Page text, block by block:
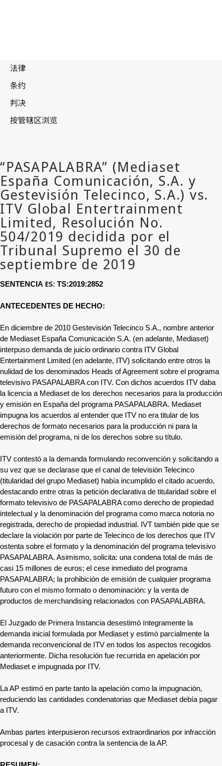
SENTENCIA ES: TS:2019:2852
ANTECEDENTES DE HECHO:
En diciembre de 2010 Gestevisión Telecinco S.A., nombre anterior
de Mediaset España Comunicación S.A. (en adelante, Mediaset)
interpuso demanda de juicio ordinario contra ITV Global
Entertainment Limited (en adelante, ITV) solicitando entre otros la
nulidad de los denominados Heads of Agreement sobre el programa
televisivo PASAPALABRA con ITV. Con dichos acuerdos ITV daba
la licencia a Mediaset de los derechos necesarios para la producción
y emisión en España del programa PASAPALABRA. Mediaset
impugna los acuerdos al entender que ITV no era titular de los
derechos de formato necesarios para la producción ni para la
emisión del programa, ni de los derechos sobre su título.
ITV contestó a la demanda formulando reconvención y solicitando a
su vez que se declarase que el canal de televisión Telecinco
(titularidad del grupo Mediaset) había incumplido el citado acuerdo,
destacando entre otras la petición declarativa de titularidad sobre el
formato televisivo de PASAPALABRA como derecho de propiedad
intelectual y la denominación del programa como marca notoria no
registrada, derecho de propiedad industrial. IVT también pide que se
declare la violación por parte de Telecinco de los derechos que ITV
ostenta sobre el formato y la denominación del programa televisivo
PASAPALABRA. Asimismo, solicita: una condena total de más de
casi 15 millones de euros; el cese inmediato del programa
PASAPALABRA; la prohibición de emisión de cualquier programa
futuro con el mismo formato o denominación: y la venta de
productos de merchandising relacionados con PASAPALABRA.
El Juzgado de Primera Instancia desestimó íntegramente la
demanda inicial formulada por Mediaset y estimó parcialmente la
demanda reconvencional de ITV en todos los aspectos recogidos
anteriormente. Dicha resolución fue recurrida en apelación por
Mediaset e impugnada por ITV.
La AP estimó en parte tanto la apelación como la impugnación,
reduciendo las cantidades condenatorias que Mediaset debía pagar
a ITV.
Ambas partes interpusieron recursos extraordinarios por infracción
procesal y de casación contra la sentencia de la AP.